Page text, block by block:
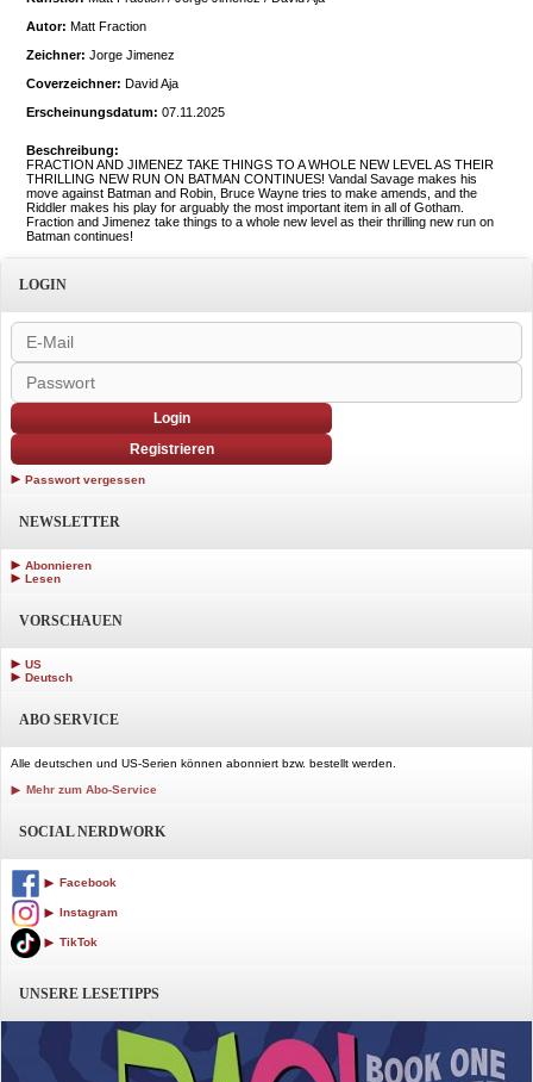
Autor: Matt Fraction
Zeichner: Jorge Jimenez
Coverzeichner: David Aja
Erscheinungsdatum: 07.11.2025
Beschreibung:
FRACTION AND JIMENEZ TAKE THINGS TO A WHOLE NEW LEVEL AS THEIR
THRILLING NEW RUN ON BATMAN CONTINUES! Vandal Savage makes his
move against Batman and Robin, Bruce Wayne tries to make amends, and the
Riddler makes his play for arguably the most important item in all of Gotham.
Fraction and Jimenez take things to a whole new level as their thrilling new run on
Batman continues!
LOGIN
Login
Registrieren
Passwort vergessen
NEWSLETTER
Abonnieren
Lesen
VORSCHAUEN
US
Deutsch
ABO SERVICE
Alle deutschen und US-Serien können abonniert bzw. bestellt werden.
Mehr zum Abo-Service
SOCIAL NERDWORK
Facebook
Instagram
TikTok
UNSERE LESETIPPS